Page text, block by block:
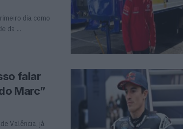
dia como
da ...
falar
Marc”
Valência, já